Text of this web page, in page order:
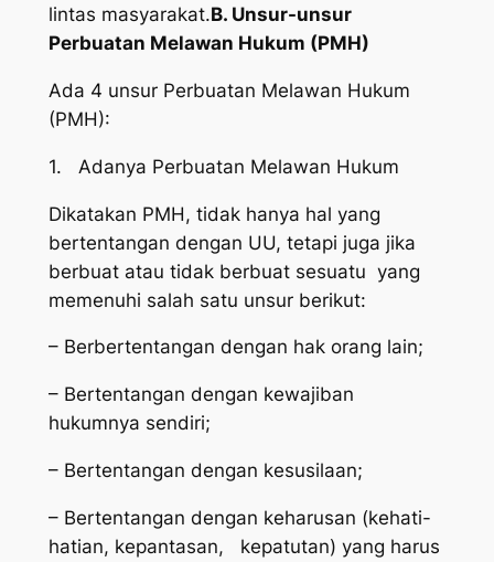
lintas masyarakat.B. Unsur-unsur
Perbuatan Melawan Hukum (PMH)
Ada 4 unsur Perbuatan Melawan Hukum
(PMH):
1. Adanya Perbuatan Melawan Hukum
Dikatakan PMH, tidak hanya hal yang
bertentangan dengan UU, tetapi juga jika
berbuat atau tidak berbuat sesuatu yang
memenuhi salah satu unsur berikut:
– Berbertentangan dengan hak orang lain;
– Bertentangan dengan kewajiban
hukumnya sendiri;
– Bertentangan dengan kesusilaan;
– Bertentangan dengan keharusan (kehati-
hatian, kepantasan, kepatutan) yang harus